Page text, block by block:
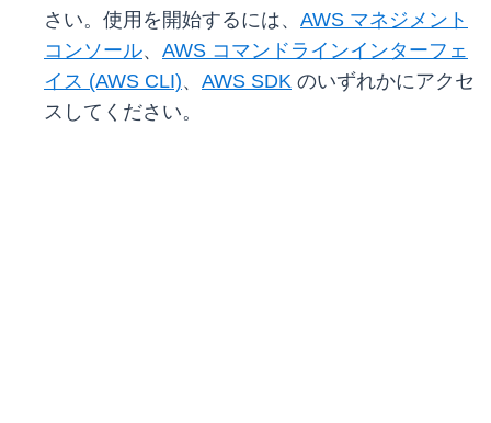
さい。使用を開始するには、 AWS マネジメント
コンソール、 AWS コマンドラインインターフェ
イス (AWS CLI)、 AWS SDK のいずれかにアクセ
スしてください。